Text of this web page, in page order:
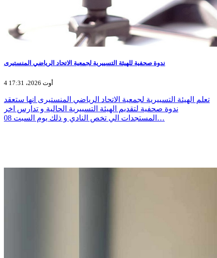
ندوة صحفية للهيئة التسييرية لجمعية الاتحاد الرياضي المنستيرى
4 أوت 2026، 17:31
تعلم الهيئة التسييرية لجمعية الاتحاد الرياضي المنستيرى انها ستعقد
ندوة صحفية لتقديم الهيئة التسييرية الحالية و تدارس اخر
المستجدات الي تخص النادي و ذلك يوم السبت 08…